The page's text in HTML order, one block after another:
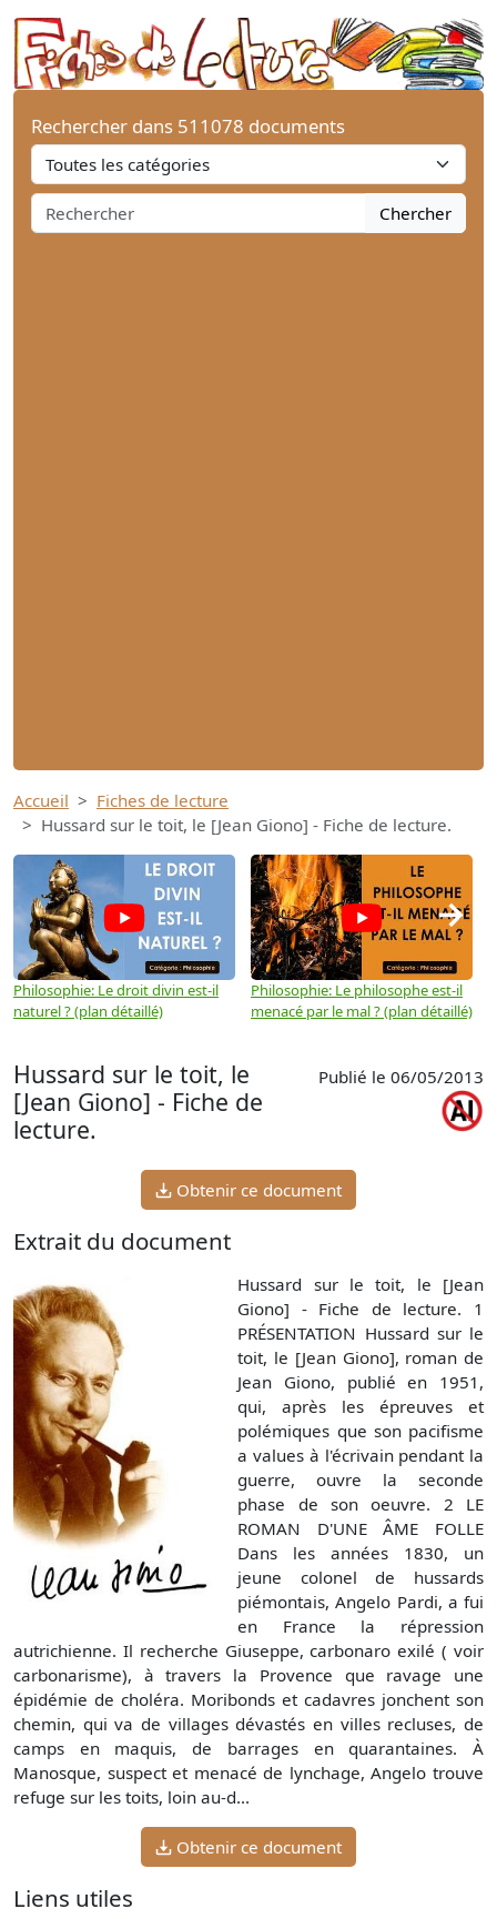
Rechercher dans 511078 documents
Chercher
Accueil
Fiches de lecture
Hussard sur le toit, le [Jean Giono] - Fiche de lecture.
Philosophie: Le droit divin est-il
naturel ? (plan détaillé)
Philosophie: Le philosophe est-il
menacé par le mal ? (plan détaillé)
→
Hussard sur le toit, le
[Jean Giono] - Fiche de
lecture.
Publié le 06/05/2013
Obtenir ce document
Extrait du document
Hussard sur le toit, le [Jean
Giono] - Fiche de lecture. 1
PRÉSENTATION Hussard sur le
toit, le [Jean Giono], roman de
Jean Giono, publié en 1951,
qui, après les épreuves et
polémiques que son pacifisme
a values à l'écrivain pendant la
guerre, ouvre la seconde
phase de son oeuvre. 2 LE
ROMAN D'UNE ÂME FOLLE
Dans les années 1830, un
jeune colonel de hussards
piémontais, Angelo Pardi, a fui
en France la répression
autrichienne. Il recherche Giuseppe, carbonaro exilé ( voir
carbonarisme), à travers la Provence que ravage une
épidémie de choléra. Moribonds et cadavres jonchent son
chemin, qui va de villages dévastés en villes recluses, de
camps en maquis, de barrages en quarantaines. À
Manosque, suspect et menacé de lynchage, Angelo trouve
refuge sur les toits, loin au-d...
Obtenir ce document
Liens utiles